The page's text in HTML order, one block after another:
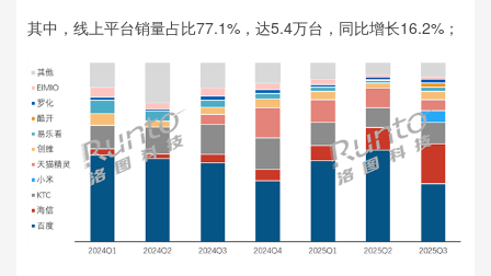
其中，线上平台销量占比77.1%，达5.4万台，同比增长16.2%；